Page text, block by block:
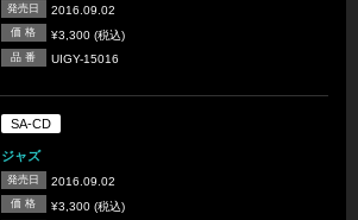
発売日 2016.09.02
価 格 ¥3,300 (税込)
品 番 UIGY-15016
SA-CD
ジャズ
発売日 2016.09.02
価 格 ¥3,300 (税込)